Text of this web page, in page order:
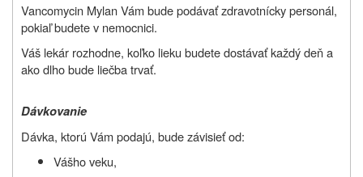
Vancomycin Mylan Vám bude podávať zdravotnícky personál,
pokiaľ budete v nemocnici.
Váš lekár rozhodne, koľko lieku budete dostávať každý deň a
ako dlho bude liečba trvať.
Dávkovanie
Dávka, ktorú Vám podajú, bude závisieť od:
Vášho veku,